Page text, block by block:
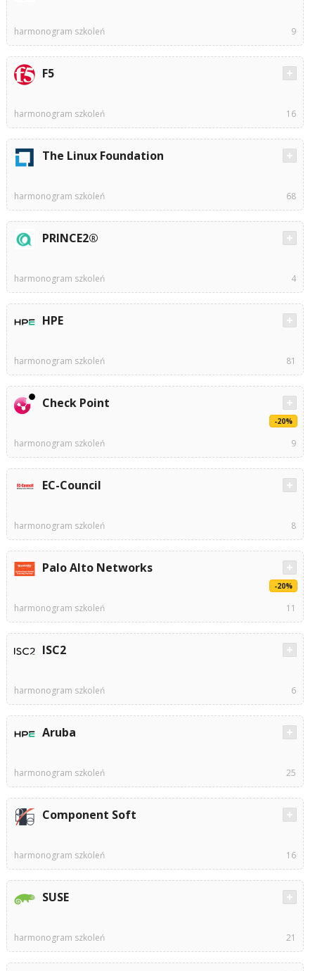
harmonogram szkoleń 9
F5
harmonogram szkoleń 16
The Linux Foundation
harmonogram szkoleń 68
PRINCE2®
harmonogram szkoleń 4
HPE
harmonogram szkoleń 81
Check Point
-20%
harmonogram szkoleń 9
EC-Council
harmonogram szkoleń 8
Palo Alto Networks
-20%
harmonogram szkoleń 11
ISC2
harmonogram szkoleń 6
Aruba
harmonogram szkoleń 25
Component Soft
harmonogram szkoleń 16
SUSE
harmonogram szkoleń 21